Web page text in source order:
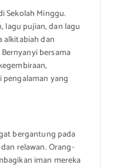
Sekolah Minggu.
lagu pujian, dan lagu
alkitabiah dan
bersama
yang
bergantung pada
relawan. Orang-
iman mereka